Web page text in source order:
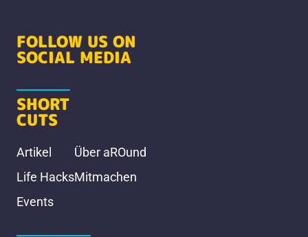
FOLLOW US ON
SOCIAL MEDIA
SHORT
CUTS
Artikel
Life Hacks
Events
Über aROund
Mitmachen